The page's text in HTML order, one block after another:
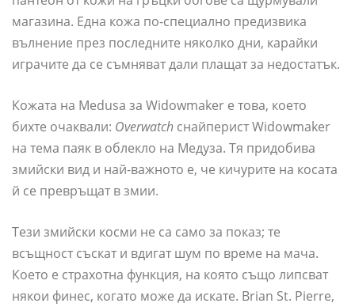
магазина. Една кожа по-специално предизвика
вълнение през последните няколко дни, карайки
играчите да се съмняват дали плащат за недостатък.
Кожата на Medusa за Widowmaker е това, което
бихте очаквали: Overwatch снайперист Widowmaker
на тема паяк в облекло на Медуза. Тя придобива
змийски вид и най-важното е, че кичурите на косата
й се превръщат в змии.
Тези змийски косми не са само за показ; те
всъщност съскат и вдигат шум по време на мача.
Което е страхотна функция, на която също липсват
някои финес, когато може да искате. Brian St. Pierre,